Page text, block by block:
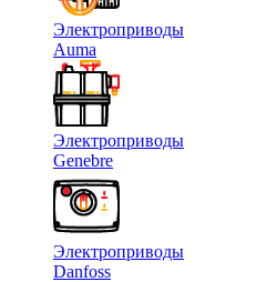
Электроприводы
Auma
Электроприводы
Genebre
Электроприводы
Danfoss